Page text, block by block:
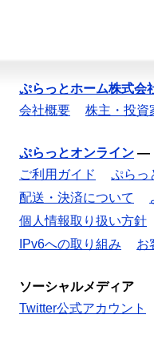
ぷらっとホーム株式会
会社概要
株主・投資
ぷらっとオンライン —
ご利用ガイド
ぷらっ
配送・決済について
個人情報取り扱い方針
IPv6への取り組み
お
ソーシャルメディア
Twitter公式アカウント